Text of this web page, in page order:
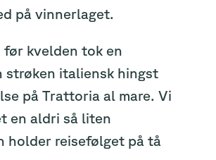
på vinnerlaget.
kvelden tok en
strøken italiensk hingst
på Trattoria al mare. Vi
en aldri så liten
holder reisefølget på tå